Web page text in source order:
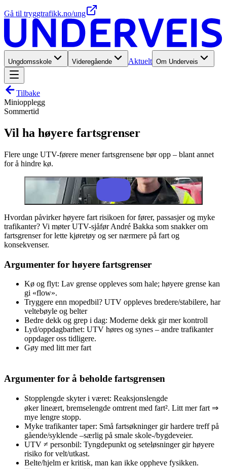
Gå til tryggtrafikk.no/ung
Ungdomsskole Videregående Aktuelt Om Underveis
Tilbake
Miniopplegg
Sommertid
Vil ha høyere fartsgrenser
Flere unge UTV-førere mener fartsgrensene bør opp – blant annet
for å hindre kø.
Hvordan påvirker høyere fart risikoen for fører, passasjer og myke
trafikanter? Vi møter UTV-sjåfør André Bakka som snakker om
fartsgrenser for lette kjøretøy og ser nærmere på fart og
konsekvenser.
Argumenter for høyere fartsgrenser
Kø og flyt: Lav grense oppleves som hale; høyere grense kan
gi «flow».
Tryggere enn mopedbil? UTV oppleves bredere/stabilere, har
veltebøyle og belter
Bedre dekk og grep i dag: Moderne dekk gir mer kontroll
Lyd/oppdagbarhet: UTV høres og synes – andre trafikanter
oppdager oss tidligere.
Gøy med litt mer fart
Argumenter for å beholde fartsgrensen
Stopplengde skyter i været: Reaksjonslengde
øker lineært, bremselengde omtrent med fart². Litt mer fart ⇒
mye lengre stopp.
Myke trafikanter taper: Små fartsøkninger gir hardere treff på
gående/syklende –særlig på smale skole-/bygdeveier.
UTV ≠ personbil: Tyngdepunkt og seteløsninger gir høyere
risiko for velt/utkast.
Belte/hjelm er kritisk, man kan ikke oppheve fysikken.